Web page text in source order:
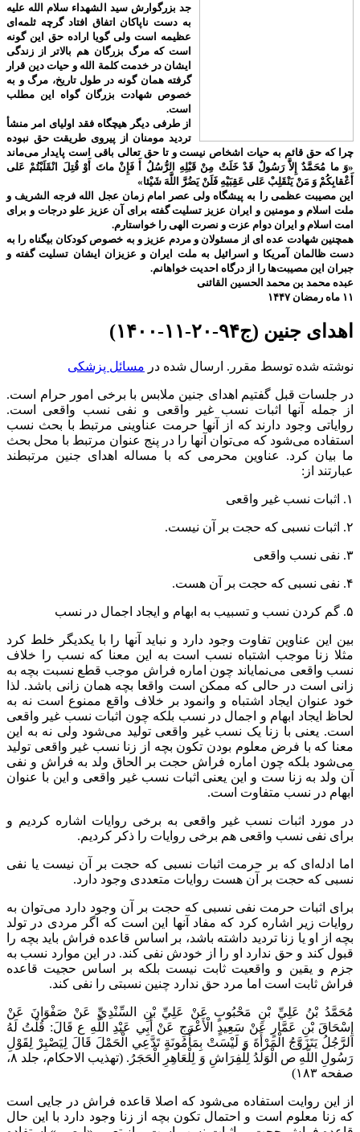
جد بزرگوارش سید الشهداء سلام الله علیه
به دست ناپاکان اتفاق افتاد گرچه ثلمه‌ای
عظیمه است ولی گویا اراده حق این گونه
است که مرگ بزرگان هم بالاتر از زندگی
ایشان در خدمت کلمة الله و حیات دین قرار
گرفته همان گونه در طول تاریخ، مرگ و به
خصوص شهادت بزرگان گواه این مطلب
است.
از طرفی دیگر هیچگاه فقد اولیای امر منشأ
تردید مومنان از پیروی طریقت حق نبوده
چرا که حق قائم به حیات اشخاص نیست و تا حق تعالی باقی است پایدار می‌ماند
«وَ ما مُحَمَّدٌ إِلاَّ رَسُولٌ قَدْ خَلَتْ مِنْ قَبْلِهِ الرُّسُلُ أَ فَإِنْ ماتَ أَوْ قُتِلَ انْقَلَبْتُمْ عَلى‌
أَعْقابِكُمْ وَ مَنْ يَنْقَلِبْ عَلى‌ عَقِبَيْهِ فَلَنْ يَضُرَّ اللَّهَ شَيْئا»
این مصیبت عظمی را به پیشگاه ولی عصر امام زمان عجل الله فرجه الشریف و
ملت اسلام و مومنین و ایران عزیز تسلیت گفته برای آن عزیز علو درجات و برای
امت اسلام و ایران دوام عزت و نصرت الهی را خواستارم.
همچنین شهادت عده ای از مسئولان و مردم عزیز و به خصوص کودکان بیگناه را به
دست ظالمان آمریکا و اسرائیل به ملت ایران و عزیزان ایشان تسلیت گفته و
جبران این مصیبت‌ها را از درگاه احدیت خواهانم.
عبده محمد بن محمد الحسین القائنی
۱۱ ماه رمضان ۱۴۴۷
اهدای جنین (ج۹۴-۲۰-۱۱-۱۴۰۰)
نوشته شده توسط مقرر. ارسال شده در مسائل پزشکی
در جلسات قبل گفتیم اهدای جنین ملابس با برخی امور حرام است.
از جمله آنها اثبات نسب غیر واقعی و نفی نسب واقعی است.
روایاتی وجود دارند که از آنها حرمت عناوینی مرتبط با بحث نسب
استفاده می‌شود که می‌توان آنها را در پنج عنوان مرتبط با محل بحث
ما بیان کرد. عناوین محرمی که با مساله اهدای جنین مرتبطند
عبارتند از:
۱. اثبات نسب غیر واقعی
۲. اثبات نسبی که حجت بر آن نیست.
۳. نفی نسب واقعی
۴. نفی نسبی که حجت بر آن هست.
۵. گم کردن نسب و تسبیب به ابهام و ایجاد اجمال در نسب
بین این عناوین تفاوت وجود دارد و نباید آنها را با یکدیگر خلط کرد
مثلا زنا موجب اشتباه نسب است به این معنا که نسب را خلاف
نسب واقعی می‌نمایاند چون اماره فراش موجب قطع نسبت بچه به
زانی است در حالی که ممکن است واقعا بچه همان زانی باشد. لذا
خود عنوان ایجاد اشتباه و وانمود بر خلاف واقع ممنوع است نه به
لحاظ ایجاد ابهام و اجمال در نسب بلکه چون اثبات نسب غیر واقعی
است. یعنی با زنا یک نسب غیر واقعی تولید می‌شود ولی نه به این
معنا که با فرض معلوم بودن تکون بچه از زنا نسب غیر واقعی تولید
می‌شود بلکه چون اماره فراش حجت بر الحاق ولد به فراش و نفی
آن ولد به زنا ست و این یعنی اثبات نسب غیر واقعی و این با عنوان
ابهام در نسب متفاوت است.
در مورد اثبات نسب غیر واقعی به برخی روایات اشاره کردیم و
برای نفی نسب واقعی هم برخی روایات را ذکر کردیم.
اما ادله‌ای که بر حرمت اثبات نسبی که حجت بر آن نیست یا نفی
نسبی که حجت بر آن هست روایات متعددی وجود دارد.
برای اثبات حرمت نفی نسبی که حجت بر آن وجود دارد می‌توان به
روایات زیر اشاره کرد که مفاد آنها این است که اگر مردی در تولد
بچه از او یا زنا تردید داشته باشد، بر اساس قاعده فراش باید بچه را
قبول کند و حق ندارد او را از خودش نفی کند. در این موارد نسب به
جزم و یقین و واقعیت ثابت نیست بلکه بر اساس حجیت قاعده
فراش ثابت است اما مرد حق ندارد چنین نسبتی را نفی کند.
مُحَمَّدُ بْنُ عَلِيِّ بْنِ مَحْبُوبٍ عَنْ عَلِيِّ بْنِ السِّنْدِيِّ عَنْ صَفْوَانَ عَنْ
إِسْحَاقَ بْنِ عَمَّارٍ عَنْ سَعِيدٍ الْأَعْرَجِ عَنْ أَبِي عَبْدِ اللَّهِ ع قَالَ: قُلْتُ لَهُ
الرَّجُلُ يَتَزَوَّجُ الْمَرْأَةَ وَ لَيْسَتْ بِمَأْمُونَةٍ تَدَّعِي الْحَمْلَ قَالَ لِيَصْبِرْ لِقَوْلِ
رَسُولِ اللَّهِ ص الْوَلَدُ لِلْفِرَاشِ وَ لِلْعَاهِرِ الْحَجَرُ. (تهذیب الاحکام، جلد ۸،
صفحه ۱۸۳)
از این روایت استفاده می‌شود که اصلا قاعده فراش در جایی است
که زنا معلوم است و احتمال تکون بچه از زنا وجود دارد با این حال